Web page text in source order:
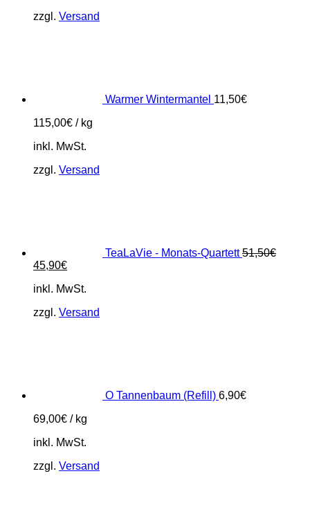
zzgl. Versand
Warmer Wintermantel 11,50€
115,00€ / kg
inkl. MwSt.
zzgl. Versand
TeaLaVie - Monats-Quartett 51,50€
Ursprünglicher
war:
45,90€Aktueller
ist:
inkl. MwSt.
zzgl. Versand
O Tannenbaum (Refill) 6,90€
69,00€ / kg
inkl. MwSt.
zzgl. Versand